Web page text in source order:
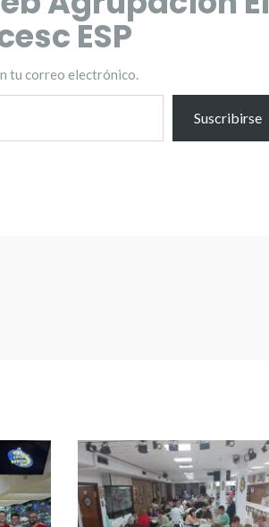
ESP
tu correo electrónico.
Suscribirse